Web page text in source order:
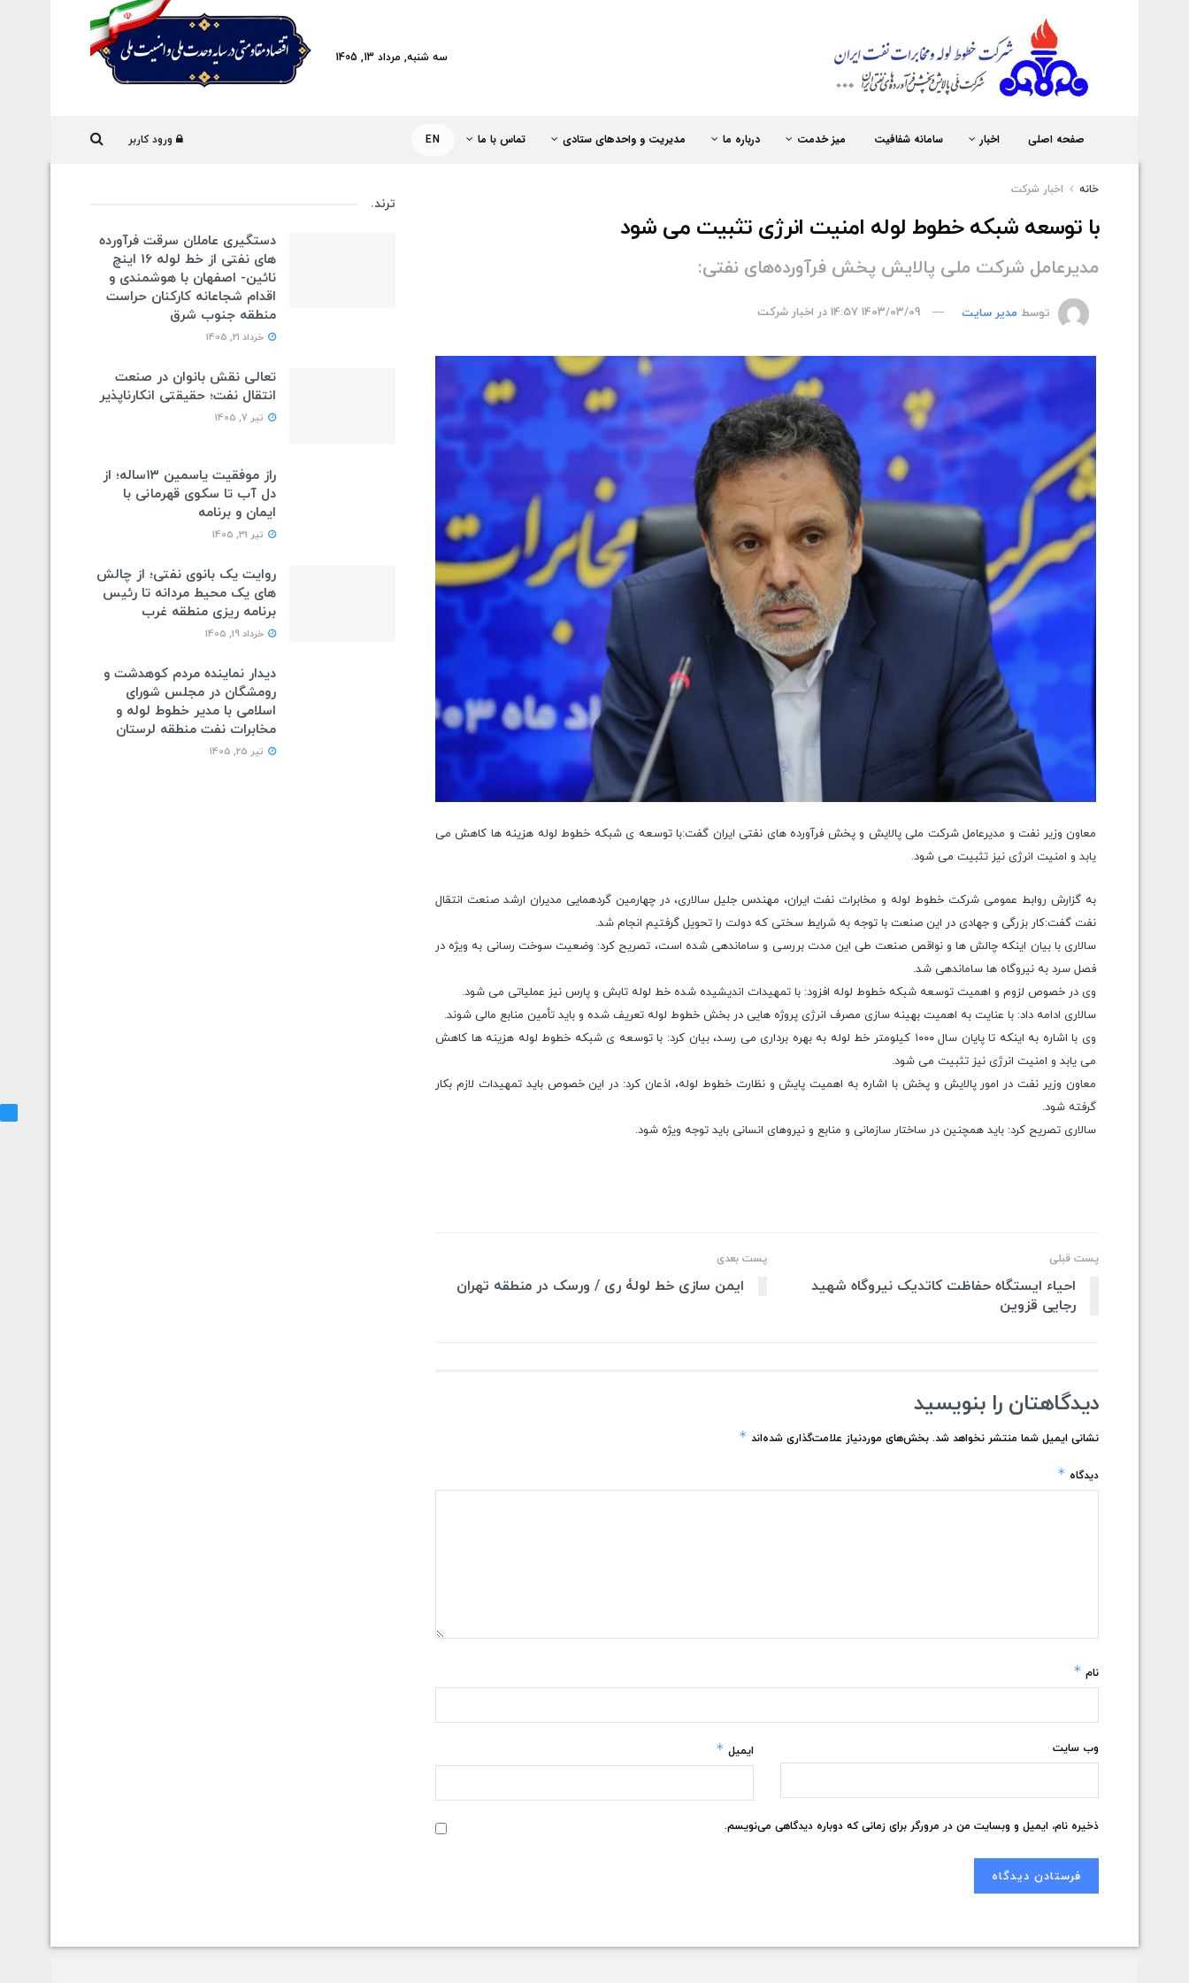
سه شنبه, مرداد 13, 1405
صفحه اصلی اخبار سامانه شفافیت میز خدمت درباره ما مدیریت و واحدهای ستادی تماس با ما EN ورود کاربر
خانه اخبار شركت
با توسعه شبکه خطوط لوله امنیت انرژی تثبیت می شود
مدیرعامل شرکت ملی پالایش پخش فرآورده‌های نفتی:
توسط مدیر سایت 1403/03/09 14:57 در اخبار شركت
معاون وزیر نفت و مدیرعامل شرکت ملی پالایش و پخش فرآورده های نفتی ایران گفت:با توسعه ی شبکه خطوط لوله هزینه ها کاهش می
یابد و امنیت انرژی نیز تثبیت می شود.
به گزارش روابط عمومی شرکت خطوط لوله و مخابرات نفت ایران، مهندس جلیل سالاری، در چهارمین گردهمایی مدیران ارشد صنعت انتقال
نفت گفت:کار بزرگی و جهادی در این صنعت با توجه به شرایط سختی که دولت را تحویل گرفتیم انجام شد.
سالاری با بیان اینکه چالش ها و نواقص صنعت طی این مدت بررسی و ساماندهی شده است، تصریح کرد: وضعیت سوخت رسانی به ویژه در
فصل سرد به نیروگاه ها ساماندهی شد.
وی در خصوص لزوم و اهمیت توسعه شبکه خطوط لوله افزود: با تمهیدات اندیشیده شده خط لوله تابش و پارس نیز عملیاتی می شود.
سالاری ادامه داد: با عنایت به اهمیت بهینه سازی مصرف انرژی پروژه هایی در بخش خطوط لوله تعریف شده و باید تأمین منابع مالی شوند.
وی با اشاره به اینکه تا پایان سال ۱۰۰۰ کیلومتر خط لوله به بهره برداری می رسد، بیان کرد: با توسعه ی شبکه خطوط لوله هزینه ها کاهش
می یابد و امنیت انرژی نیز تثبیت می شود.
معاون وزیر نفت در امور پالایش و پخش با اشاره به اهمیت پایش و نظارت خطوط لوله، اذعان کرد: در این خصوص باید تمهیدات لازم بکار
گرفته شود.
سالاری تصریح کرد: باید همچنین در ساختار سازمانی و منابع و نیروهای انسانی باید توجه ویژه شود.
پست قبلی
احیاء ایستگاه حفاظت کاتدیک نیروگاه شهید
رجایی قزوین
پست بعدی
ایمن سازی خط لولۀ ری / ورسک در منطقه تهران
دیدگاهتان را بنویسید
نشانی ایمیل شما منتشر نخواهد شد. بخش‌های موردنیاز علامت‌گذاری شده‌اند *
دیدگاه *
نام *
ایمیل * وب‌ سایت
ذخیره نام، ایمیل و وبسایت من در مرورگر برای زمانی که دوباره دیدگاهی می‌نویسم.
ترند.
دستگیری عاملان سرقت فرآورده
های نفتی از خط لوله 16 اینچ
نائین- اصفهان با هوشمندی و
اقدام شجاعانه کارکنان حراست
منطقه جنوب شرق
خرداد 21, 1405
تعالی نقش بانوان در صنعت
انتقال نفت؛ حقیقتی انکارناپذیر
تیر 7, 1405
راز موفقیت یاسمین ۱۳ساله؛ از
دل آب تا سکوی قهرمانی با
ایمان و برنامه
تیر 31, 1405
روایت یک بانوی نفتی؛ از چالش
های یک محیط مردانه تا رئیس
برنامه ریزی منطقه غرب
خرداد 19, 1405
دیدار نماینده مردم کوهدشت و
رومشگان در مجلس شورای
اسلامی با مدیر خطوط لوله و
مخابرات نفت منطقه لرستان
تیر 25, 1405